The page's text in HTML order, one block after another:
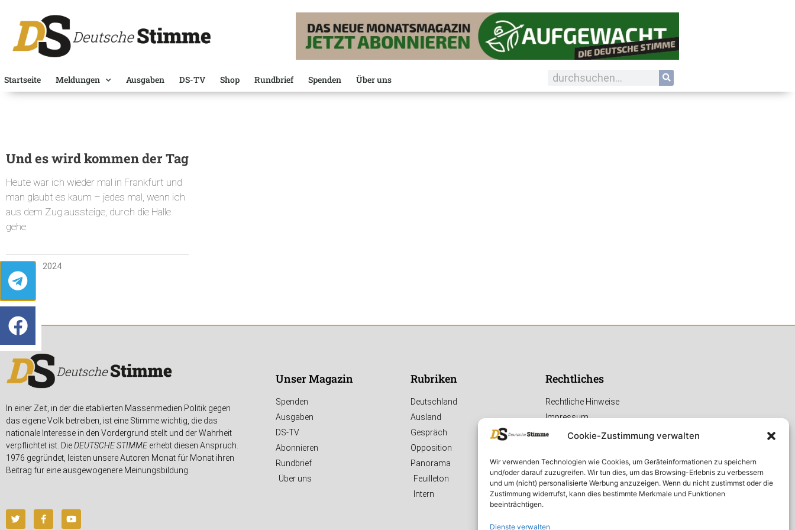
Cookie-Zustimmung verwalten
Wir verwenden Technologien wie Cookies, um Geräteinformationen zu speichern
und/oder darauf zuzugreifen. Wir tun dies, um das Browsing-Erlebnis zu verbessern
und um (nicht) personalisierte Werbung anzuzeigen. Wenn du nicht zustimmst oder die
Zustimmung widerrufst, kann dies bestimmte Merkmale und Funktionen
beeinträchtigen.
Dienste verwalten
Startseite Meldungen Ausgaben DS-TV Shop Rundbrief Spenden Über uns
Und es wird kommen der Tag
Heute war ich wieder mal in Frankfurt und
man glaubt es kaum – jedes mal, wenn ich
aus dem Zug aussteige, durch die Halle
gehe
13. APRIL 2024
In einer Zeit, in der die etablierten Massenmedien Politik gegen
das eigene Volk betreiben, ist eine Stimme wichtig, die das
nationale Interesse in den Vordergrund stellt und der Wahrheit
verpflichtet ist. DieDEUTSCHE STIMMEerhebt diesen Anspruch.
1976 gegründet, leisten unsere Autoren Monat für Monat ihren
Beitrag für eine ausgewogenere Meinungsbildung.
Unser Magazin
Spenden
Ausgaben
DS-TV
Abonnieren
Rundbrief
Über uns
Rubriken
Deutschland
Ausland
Gespräch
Opposition
Panorama
Feuilleton
Intern
Rechtliches
Rechtliche Hinweise
Impressum
Datenschutzerklärung